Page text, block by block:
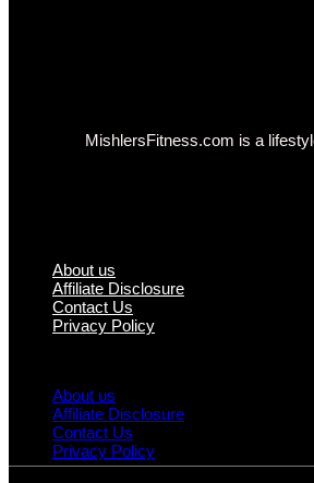
MishlersFitness.com is a
About us
Affiliate Disclosure
Contact Us
Privacy Policy
About us
Affiliate Disclosure
Contact Us
Privacy Policy